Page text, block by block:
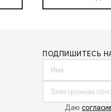
ПОДПИШИТЕСЬ
Даю